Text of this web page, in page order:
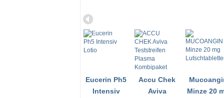
Eucerin Ph5
Intensiv
Accu Chek
Aviva
Minze 20